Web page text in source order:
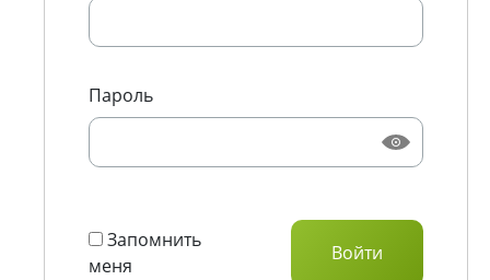
Пароль
Запомнить
меня